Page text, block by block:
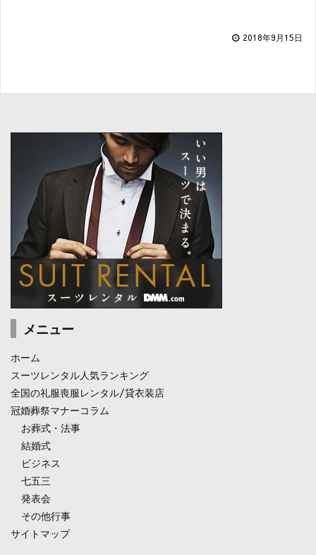
2018年9月15日
メニュー
ホーム
スーツレンタル人気ランキング
全国の礼服喪服レンタル/貸衣装店
冠婚葬祭マナーコラム
お葬式・法事
結婚式
ビジネス
七五三
発表会
その他行事
サイトマップ